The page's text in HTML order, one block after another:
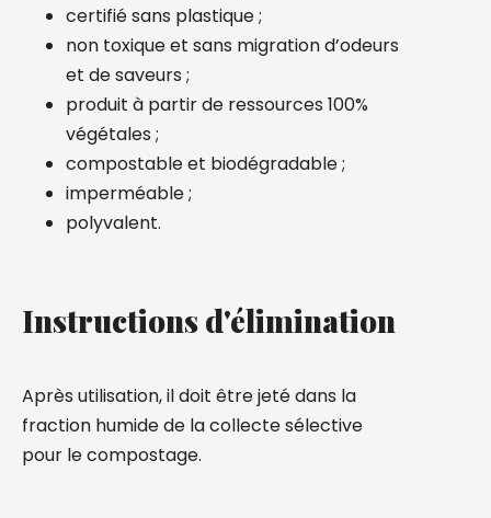
certifié sans plastique ;
non toxique et sans migration d’odeurs
et de saveurs ;
produit à partir de ressources 100%
végétales ;
compostable et biodégradable ;
imperméable ;
polyvalent.
Instructions d'élimination
Après utilisation, il doit être jeté dans la
fraction humide de la collecte sélective
pour le compostage.